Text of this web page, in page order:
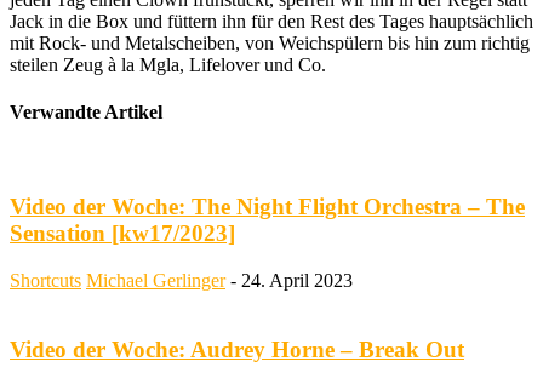
Jack in die Box und füttern ihn für den Rest des Tages hauptsächlich
mit Rock- und Metalscheiben, von Weichspülern bis hin zum richtig
steilen Zeug à la Mgla, Lifelover und Co.
Verwandte Artikel
Video der Woche: The Night Flight Orchestra – The
Sensation [kw17/2023]
Shortcuts Michael Gerlinger - 24. April 2023
Video der Woche: Audrey Horne – Break Out